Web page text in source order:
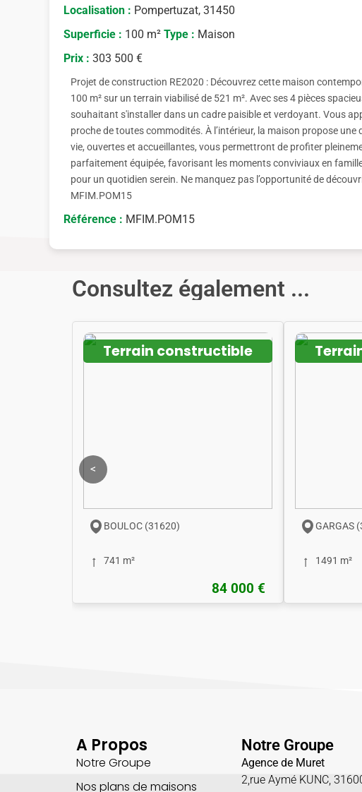
Localisation : Pompertuzat, 31450
Superficie : 100 m² Type : Maison
Prix : 303 500 €
Projet de construction RE2020 : Découvrez cette maison
100 m² sur un terrain viabilisé de 521 m². Avec ses 4 pièces
souhaitant s'installer dans un cadre paisible et verdoyant. Vous
proche de toutes commodités. À l’intérieur, la maison propose
vie, ouvertes et accueillantes, vous permettront de profiter
parfaitement équipée, favorisant les moments conviviaux en
pour un quotidien serein. Ne manquez pas l’opportunité de
MFIM.POM15
Référence : MFIM.POM15
Consultez également ...
<
Terrain constructible
BOULOC (31620)
741 m²
84 000 €
GARGAS
1491 m²
A Propos
Notre Groupe
Nos plans de maisons
Notre Groupe
Agence de Muret
2,rue Aymé KUNC,